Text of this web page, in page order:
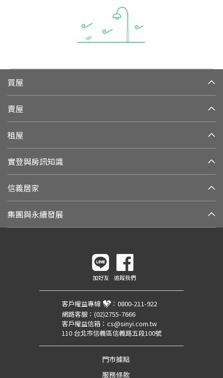
買屋
賣屋
租屋
實登與房訊知識
信義居家
集團與永續發展
加好友 追蹤我們
客戶權益專線 ： 0800-211-922
網路客服： (02)2755-7666
客戶權益信箱： cs@sinyi.com.tw
110 台北市信義區信義路五段100號
門市據點
服務條款